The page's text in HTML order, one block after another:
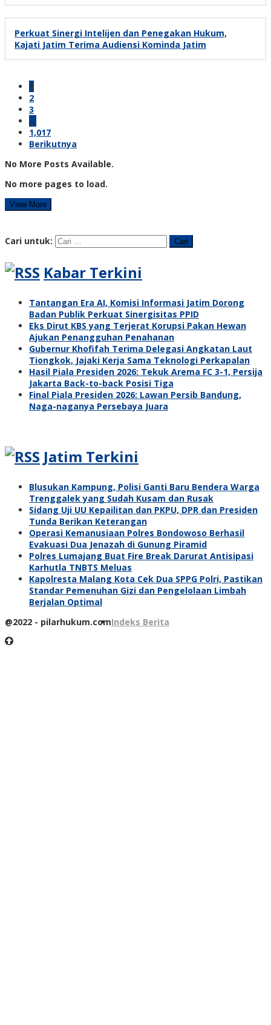
Perkuat Sinergi Intelijen dan Penegakan Hukum,
Kajati Jatim Terima Audiensi Kominda Jatim
1
2
3
…
1,017
Berikutnya
No More Posts Available.
No more pages to load.
View More
Cari untuk:
Kabar Terkini
Tantangan Era AI, Komisi Informasi Jatim Dorong
Badan Publik Perkuat Sinergisitas PPID
Eks Dirut KBS yang Terjerat Korupsi Pakan Hewan
Ajukan Penangguhan Penahanan
Gubernur Khofifah Terima Delegasi Angkatan Laut
Tiongkok, Jajaki Kerja Sama Teknologi Perkapalan
Hasil Piala Presiden 2026: Tekuk Arema FC 3-1, Persija
Jakarta Back-to-back Posisi Tiga
Final Piala Presiden 2026: Lawan Persib Bandung,
Naga-naganya Persebaya Juara
Jatim Terkini
Blusukan Kampung, Polisi Ganti Baru Bendera Warga
Trenggalek yang Sudah Kusam dan Rusak
Sidang Uji UU Kepailitan dan PKPU, DPR dan Presiden
Tunda Berikan Keterangan
Operasi Kemanusiaan Polres Bondowoso Berhasil
Evakuasi Dua Jenazah di Gunung Piramid
Polres Lumajang Buat Fire Break Darurat Antisipasi
Karhutla TNBTS Meluas
Kapolresta Malang Kota Cek Dua SPPG Polri, Pastikan
Standar Pemenuhan Gizi dan Pengelolaan Limbah
Berjalan Optimal
@2022 - pilarhukum.comIndeks Berita